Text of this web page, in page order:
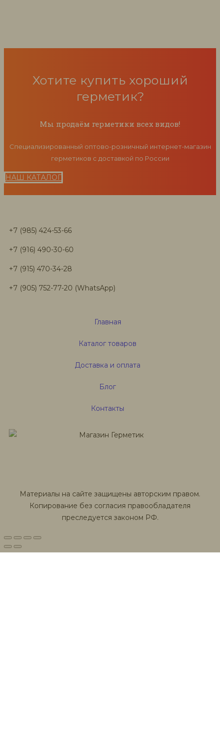
Хотите купить хороший
герметик?
Мы продаём герметики всех видов!
Специализированный оптово-розничный интернет-магазин
герметиков с доставкой по России
НАШ КАТАЛОГ
+7 (985) 424-53-66
+7 (916) 490-30-60
+7 (915) 470-34-28
+7 (905) 752-77-20 (WhatsApp)
Главная
Каталог товаров
Доставка и оплата
Блог
Контакты
Материалы на сайте защищены авторским правом.
Копирование без согласия правообладателя
преследуется законом РФ.